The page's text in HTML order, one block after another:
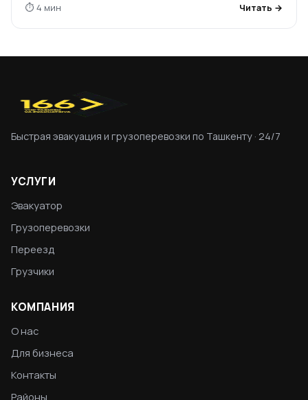
⏱ 4 мин Читать →
Быстрая эвакуация и грузоперевозки по Ташкенту · 24/7
УСЛУГИ
Эвакуатор
Грузоперевозки
Переезд
Грузчики
КОМПАНИЯ
О нас
Для бизнеса
Контакты
Районы